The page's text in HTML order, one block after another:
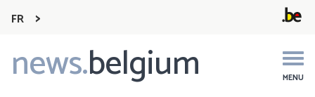
FR
news.belgium MENU
Main
navigation